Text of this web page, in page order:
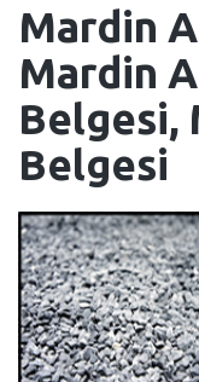
Mardin
Mardin
Belgesi,
Belgesi